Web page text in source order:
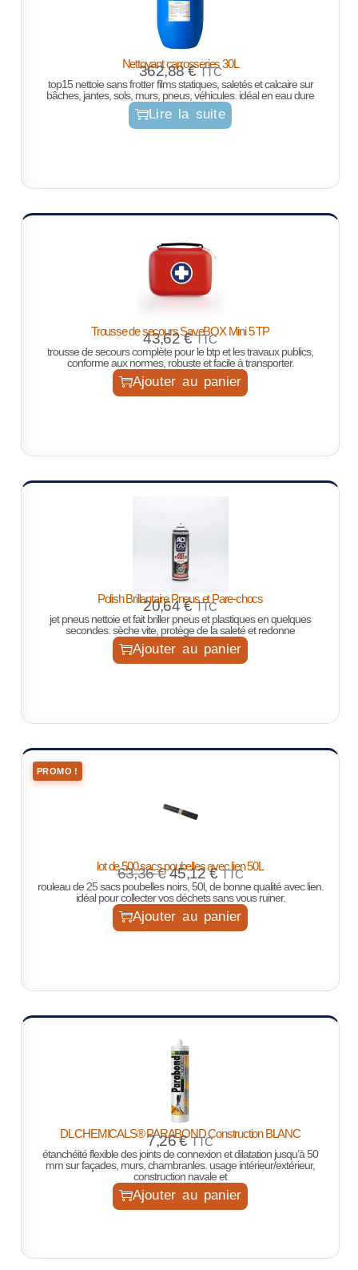
Nettoyant carrosseries 30L
362,88€ TTC
top15 nettoie sans frotter films statiques, saletés et calcaire sur
bâches, jantes, sols, murs, pneus, véhicules. idéal en eau dure
Lire la suite
Trousse de secours SaveBOX Mini 5 TP
43,62€ TTC
trousse de secours complète pour le btp et les travaux publics,
conforme aux normes, robuste et facile à transporter.
Ajouter au panier
Polish Brillantaire Pneus et Pare-chocs
20,64€ TTC
jet pneus nettoie et fait briller pneus et plastiques en quelques
secondes. sèche vite, protège de la saleté et redonne
Ajouter au panier
PROMO !
lot de 500 sacs poubelles avec lien 50L
63,36€ 45,12€ TTC
rouleau de 25 sacs poubelles noirs, 50l, de bonne qualité avec lien.
idéal pour collecter vos déchets sans vous ruiner.
Ajouter au panier
DL CHEMICALS® PARABOND Construction BLANC
7,26€ TTC
étanchéité flexible des joints de connexion et dilatation jusqu’à 50
mm sur façades, murs, chambranles. usage intérieur/extérieur,
construction navale et
Ajouter au panier